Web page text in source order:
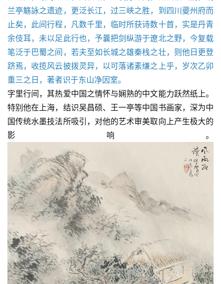
兰亭觞詠之遗迹，更泛长江，过三峡之胜，到四川夔州府而
止矣，此间行程，凡数千里，临时所获诗数十首，实是丹青
余伎耳，未以足此行也，予曩把剑纵游于遼北之野，今复载
笔泛于巴蜀之间，若夫至如长城之雄秦栈之壮，则他日更登
跻焉，收揽风云披拨灵异，以可落诸素缣之上乎，岁次乙卯
重三之日，著者识于东山净因室。
字里行间，其热爱中国之情怀与娴熟的中文能力跃然纸上。
特别他在上海，结识吴昌硕、王一亭等中国书画家，深为中
国传统水墨技法所吸引，对他的艺术审美取向上产生极大的
影响。